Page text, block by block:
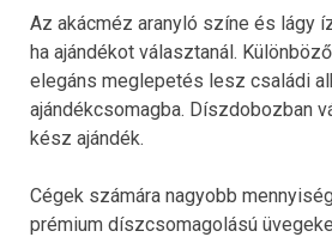
Az akácméz aranyló színe és lágy
ha ajándékot választanál.
elegáns meglepetés lesz családi
ajándékcsomagba. Díszdobozban
kész ajándék.
Cégek számára nagyobb
prémium díszcsomagolású